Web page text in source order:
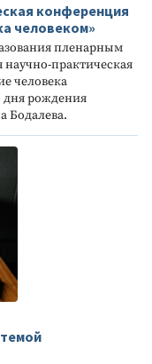
конференция
человеком»
пленарным
практическая
человека
дня рождения
Бодалева.